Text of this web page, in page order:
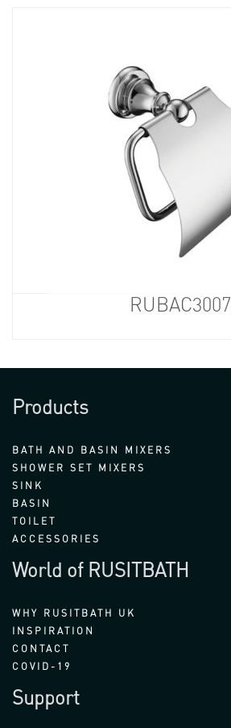
RUBAC3007
Products
BATH AND BASIN MIXERS
SHOWER SET MIXERS
SINK
BASIN
TOILET
ACCESSORIES
World of RUSITBATH
WHY RUSITBATH UK
INSPIRATION
CONTACT
COVID-19
Support